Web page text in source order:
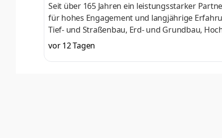
Seit über 165 Jahren ein leistungsstarker
für hohes Engagement und langjährige
Tief- und Straßenbau, Erd- und Grundbau,
Bauprojekten sowie die Projektentwicklung.
Bauherren gerne zur Verfügung. Zur
Standort Falkensee eine*n Vorarbeiter*in
vor 12 Tagen